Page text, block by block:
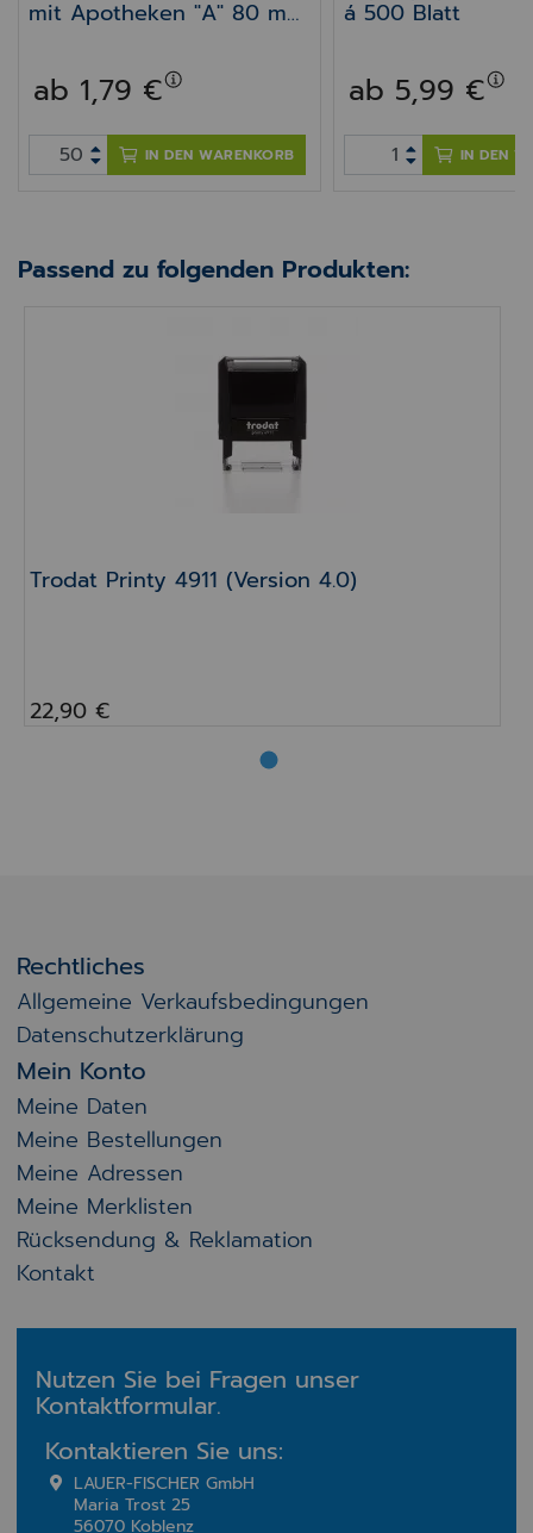
mit Apotheken "A" 80 mm
H5000/ TM-m30II, TM-
M30III
ab 1,79 €
IN DEN WARENKORB
á 500 Blatt
ab 5,99 €
IN DEN
Passend zu folgenden Produkten:
Trodat Printy 4911 (Version 4.0)
22,90 €
Rechtliches
Allgemeine Verkaufsbedingungen
Datenschutzerklärung
Mein Konto
Meine Daten
Meine Bestellungen
Meine Adressen
Meine Merklisten
Rücksendung & Reklamation
Kontakt
Nutzen Sie bei Fragen unser
Kontaktformular.
Kontaktieren Sie uns:
LAUER-FISCHER GmbH
Maria Trost 25
56070 Koblenz